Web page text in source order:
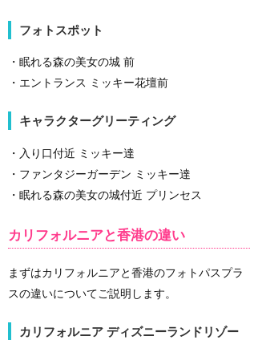
フォトスポット
・眠れる森の美女の城 前
・エントランス ミッキー花壇前
キャラクターグリーティング
・入り口付近 ミッキー達
・ファンタジーガーデン ミッキー達
・眠れる森の美女の城付近 プリンセス
カリフォルニアと香港の違い
まずはカリフォルニアと香港のフォトパスプラ
スの違いについてご説明します。
カリフォルニア ディズニーランドリゾー